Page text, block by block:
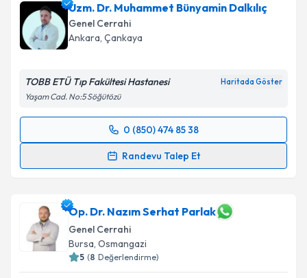
Uzm. Dr. Muhammet Bünyamin Dalkılıç
Genel Cerrahi
Ankara, Çankaya
TOBB ETÜ Tıp Fakültesi Hastanesi Haritada Göster
Yaşam Cad. No:5 Söğütözü
0 (850) 474 85 38
Randevu Talep Et
Randevu Takvimi Talebi
randevu almanız için bir takvim hazırlandığında e-
posta ile bilgilendireceğiz.
E-posta Adresiniz
Op. Dr. Nazım Serhat Parlak
Genel Cerrahi
Bursa, Osmangazi
5 (8 Değerlendirme)